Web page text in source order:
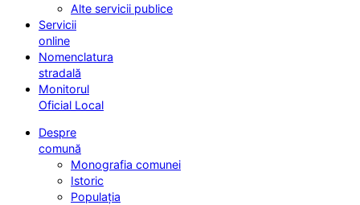
Alte servicii publice
Servicii
online
Nomenclatura
stradală
Monitorul
Oficial Local
Despre
comună
Monografia comunei
Istoric
Populația